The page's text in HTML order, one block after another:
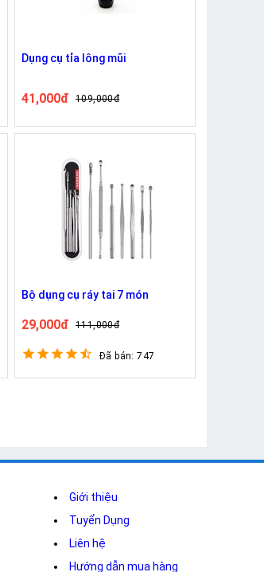
Dụng cụ tỉa lông mũi
41,000đ 109,000đ
Bộ dụng cụ ráy tai 7 món
29,000đ 111,000đ
Đã bán: 747
Giới thiệu
Tuyển Dụng
Liên hệ
Hướng dẫn mua hàng